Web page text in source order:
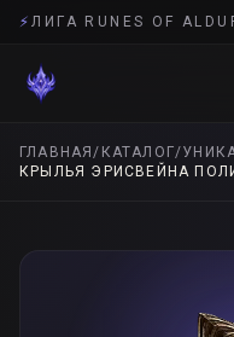
⚡
ГЛАВНАЯ/ КАТАЛОГ/
КРЫЛЬЯ ЭРИСВЕЙНА